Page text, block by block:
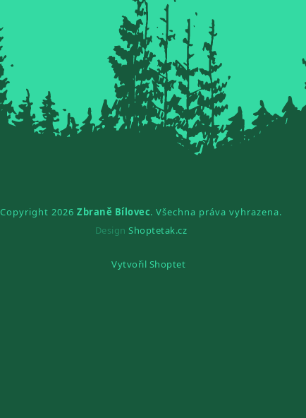
Copyright 2026 Zbraně Bílovec. Všechna práva vyhrazena.
DesignShoptetak.cz
Vytvořil Shoptet